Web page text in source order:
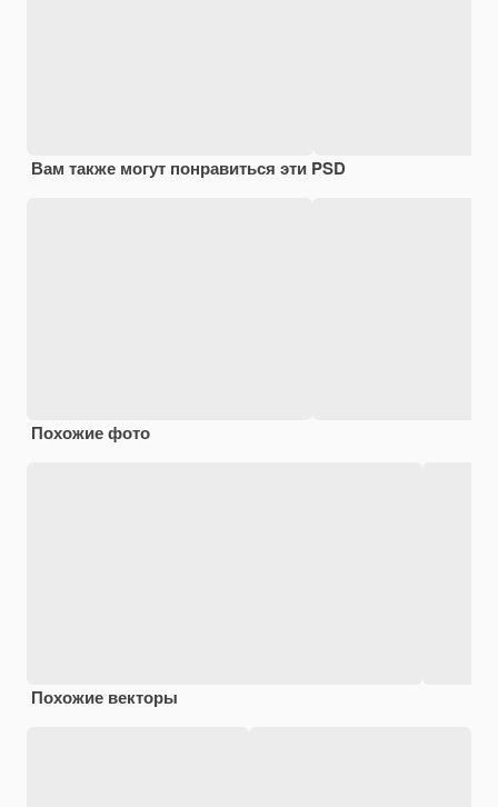
Вам также могут понравиться эти PSD
Похожие фото
Похожие векторы